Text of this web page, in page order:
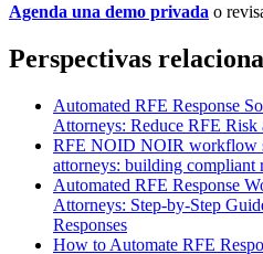
Agenda una demo privada o
Perspectivas
Automated RFE Response
Attorneys: Reduce RFE Risk
RFE NOID NOIR workflow
attorneys: building compliant
Automated RFE Response
Attorneys: Step-by-Step
Responses
How to Automate RFE